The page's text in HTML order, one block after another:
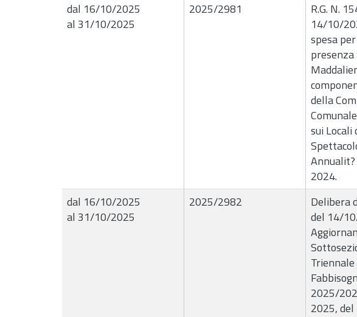
dal 16/10/2025
al 31/10/2025
2025/2981
R.G. N.
14/10/
spesa
della
sui Locali
2024.
dal 16/10/2025
al 31/10/2025
2025/2982
Delibera
del 14/
Triennale
2025/
2025, del